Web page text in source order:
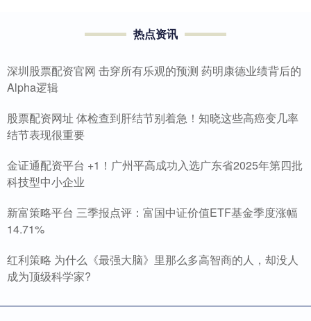
热点资讯
深圳股票配资官网 击穿所有乐观的预测 药明康德业绩背后的
Alpha逻辑
股票配资网址 体检查到肝结节别着急！知晓这些高癌变几率
结节表现很重要
金证通配资平台 +1！广州平高成功入选广东省2025年第四批
科技型中小企业
新富策略平台 三季报点评：富国中证价值ETF基金季度涨幅
14.71%
红利策略 为什么《最强大脑》里那么多高智商的人，却没人
成为顶级科学家?